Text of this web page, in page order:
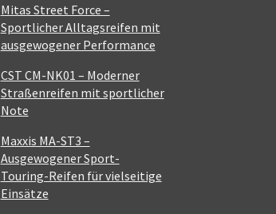
Mitas Street Force –
Sportlicher Alltagsreifen mit
ausgewogener Performance
CST CM-NK01 – Moderner
Straßenreifen mit sportlicher
Note
Maxxis MA-ST3 –
Ausgewogener Sport-
Touring-Reifen für vielseitige
Einsätze